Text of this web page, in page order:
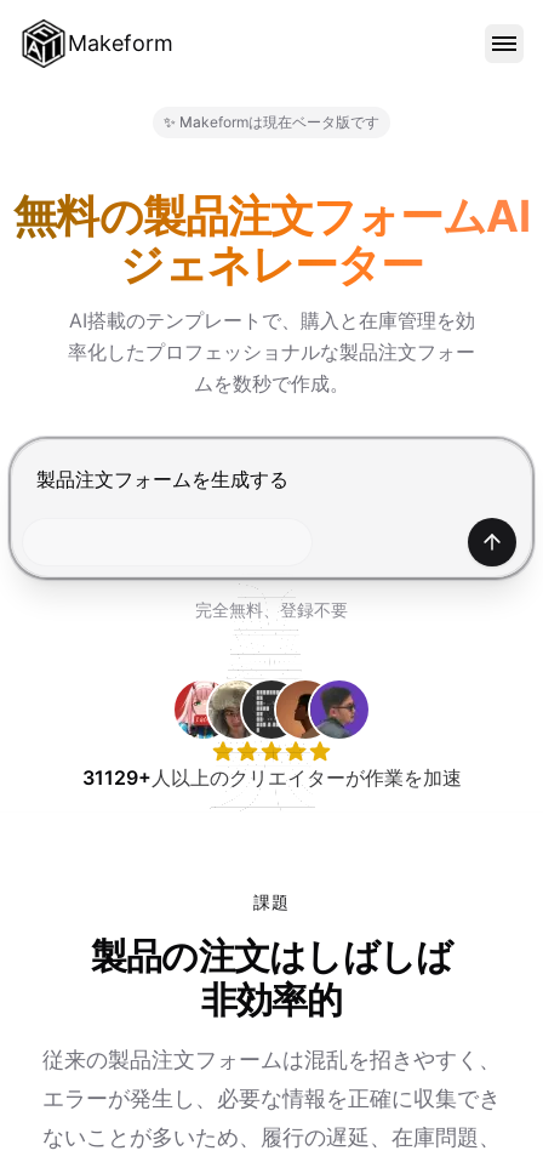
Makeform
料金
サインイン
✨ Makeformは現在ベータ版です
無料の製品注文フォームAI
ジェネレーター
AI搭載のテンプレートで、購入と在庫管理を効
率化したプロフェッショナルな製品注文フォー
ムを数秒で作成。
Enterで送信、Shift+Enterで改行
生成
完全無料、登録不要
31129+人以上のクリエイターが作業を加速
課題
製品の注文はしばしば
非効率的
従来の製品注文フォームは混乱を招きやすく、
エラーが発生し、必要な情報を正確に収集でき
ないことが多いため、履行の遅延、在庫問題、